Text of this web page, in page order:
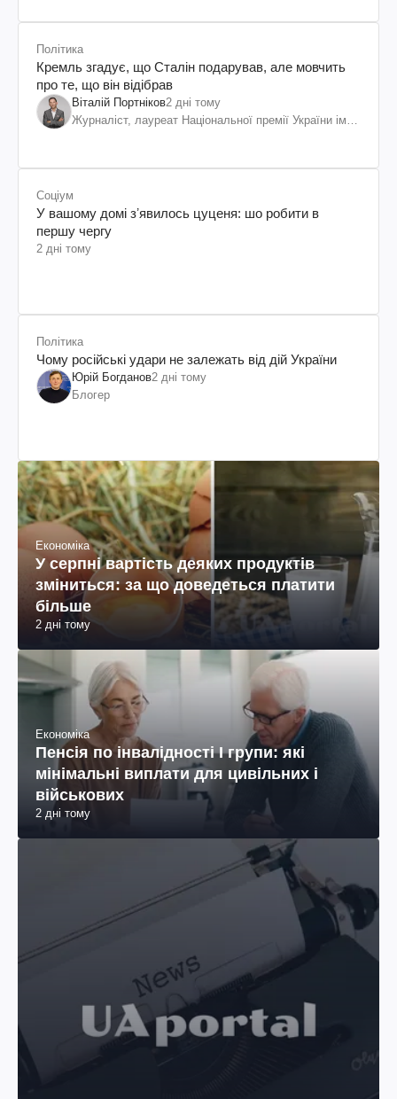
Політика
Кремль згадує, що Сталін подарував, але мовчить
про те, що він відібрав
Віталій Портніков2 дні тому
Журналіст, лауреат Національної премії України ім.
Соціум
У вашому домі зʼявилось цуценя: шо робити в
першу чергу
2 дні тому
Політика
Чому російські удари не залежать від дій України
Юрій Богданов2 дні тому
Блогер
Економіка
У серпні вартість деяких продуктів
зміниться: за що доведеться платити
більше
2 дні тому
Економіка
Пенсія по інвалідності I групи: які
мінімальні виплати для цивільних і
військових
2 дні тому